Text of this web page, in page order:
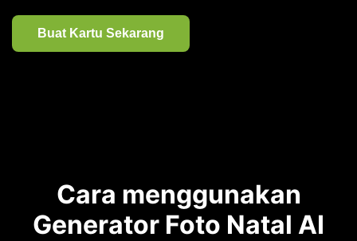
Buat Kartu Sekarang
Cara menggunakan
Generator Foto Natal AI